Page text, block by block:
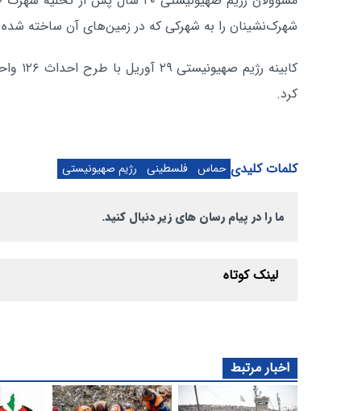
شهرک‌نشینان را به شهرکی که در زمین‌های آن ساخته شده
کرد.
کلمات کلیدی حماس فلسطینی رژیم صهیونیستی
ما را در پیام رسان های زیر دنبال کنید.
لینک کوتاه
اخبار مرتبط